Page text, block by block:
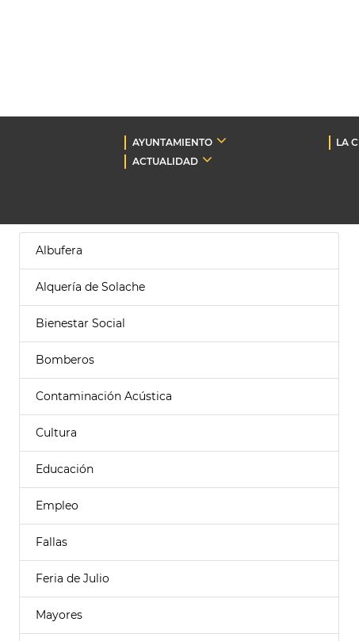
AYUNTAMIENTO LA
ACTUALIDAD
Albufera
Alquería de Solache
Bienestar Social
Bomberos
Contaminación Acústica
Cultura
Educación
Empleo
Fallas
Feria de Julio
Mayores